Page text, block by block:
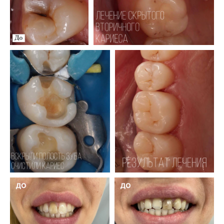
Шаова Фатима
Руслановна
Записаться на прием
Стоматолог-терапевт
Подробнее о докторе